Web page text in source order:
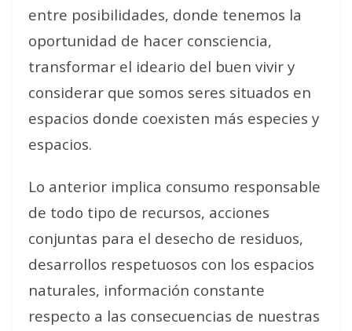
entre posibilidades, donde tenemos la
oportunidad de hacer consciencia,
transformar el ideario del buen vivir y
considerar que somos seres situados en
espacios donde coexisten más especies y
espacios.
Lo anterior implica consumo responsable
de todo tipo de recursos, acciones
conjuntas para el desecho de residuos,
desarrollos respetuosos con los espacios
naturales, información constante
respecto a las consecuencias de nuestras